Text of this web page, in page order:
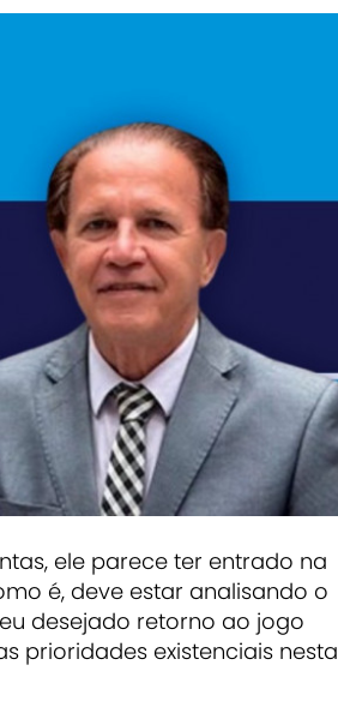
ele parece ter entrado na
é, deve estar analisando o
desejado retorno ao jogo
prioridades existenciais nesta